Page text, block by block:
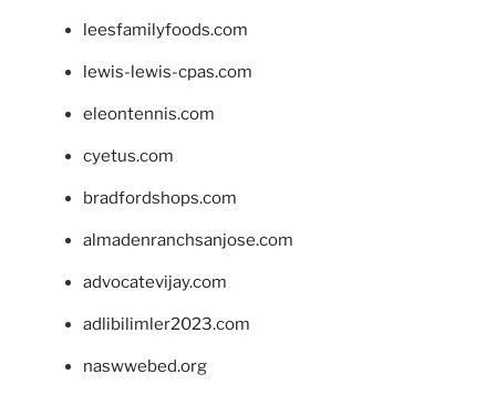
leesfamilyfoods.com
lewis-lewis-cpas.com
eleontennis.com
cyetus.com
bradfordshops.com
almadenranchsanjose.com
advocatevijay.com
adlibilimler2023.com
naswwebed.org